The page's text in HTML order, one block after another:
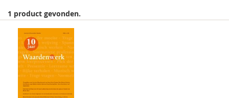
Tineke Abma
Frank Adloff
Marian Adriaansen
Jyotsna Agnihotri Gupta
1 product gevonden.